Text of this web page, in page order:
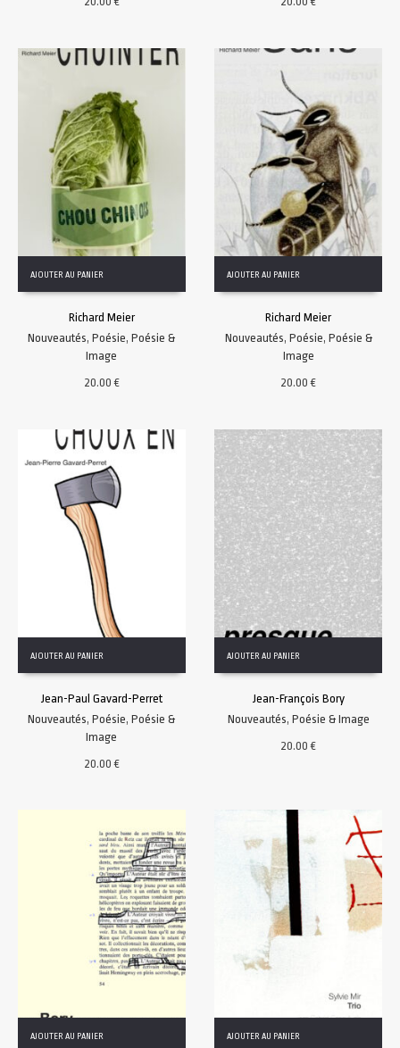
AJOUTER AU PANIER
Richard Meier
Nouveautés,Poésie,Poésie &
Image
20.00€
AJOUTER AU PANIER
Richard Meier
Nouveautés, Poésie, Poésie &
Image
20.00€
AJOUTER AU PANIER
Jean-Paul Gavard-Perret
Nouveautés,Poésie,Poésie &
Image
20.00€
AJOUTER AU PANIER
Jean-François Bory
Nouveautés, Poésie & Image
20.00€
AJOUTER AU PANIER AJOUTER AU PANIER